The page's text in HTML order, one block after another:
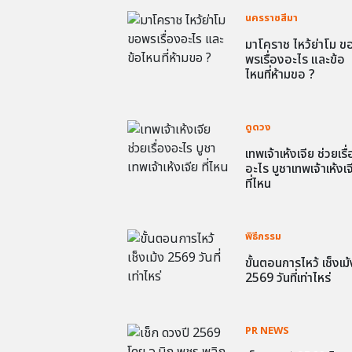
นครราชสีมา
มาโคราช ไหว้ย่าโม ข
พรเรื่องอะไร และข้อ
ไหนที่ห้ามขอ ?
ดูดวง
เทพเจ้าเห้งเจีย ช่วยเ
อะไร บูชาเทพเจ้าเห้งเ
ที่ไหน
พิธีกรรม
ขั้นตอนการไหว้ เช็งเ
2569 วันที่เท่าไหร่
PR NEWS